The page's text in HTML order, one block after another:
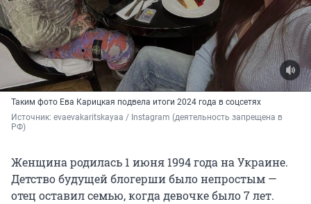
Таким фото Ева Карицкая подвела итоги 2024 года в соцсетях
Источник: evaevakaritskayaa / Instagram (деятельность запрещена в
РФ)
Женщина родилась 1 июня 1994 года на Украине.
Детство будущей блогерши было непростым —
отец оставил семью, когда девочке было 7 лет.